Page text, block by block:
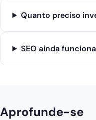
Quanto preciso
SEO ainda
Aprofunde-se